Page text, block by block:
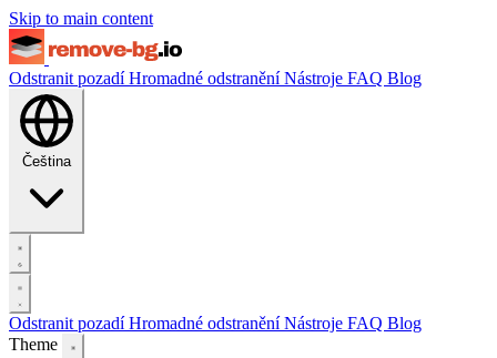
Skip to main content
Odstranit pozadíHromadné odstraněníNástroje FAQ Blog
Čeština
Odstranit pozadíHromadné odstraněníNástroje FAQ Blog
Theme